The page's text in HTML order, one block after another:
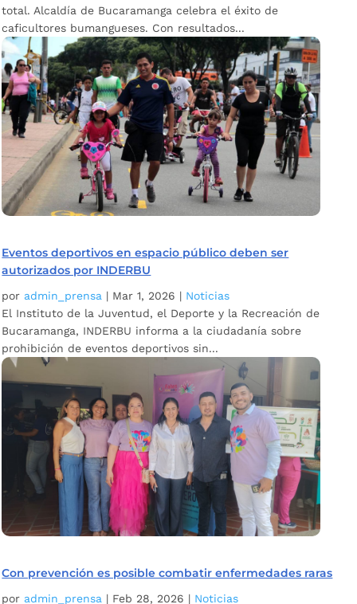
total. Alcaldía de Bucaramanga celebra el éxito de
caficultores bumangueses. Con resultados...
Eventos deportivos en espacio público deben ser
autorizados por INDERBU
por admin_prensa | Mar 1, 2026 | Noticias
El Instituto de la Juventud, el Deporte y la Recreación de
Bucaramanga, INDERBU informa a la ciudadanía sobre
prohibición de eventos deportivos sin...
Con prevención es posible combatir enfermedades raras
por admin_prensa | Feb 28, 2026 | Noticias